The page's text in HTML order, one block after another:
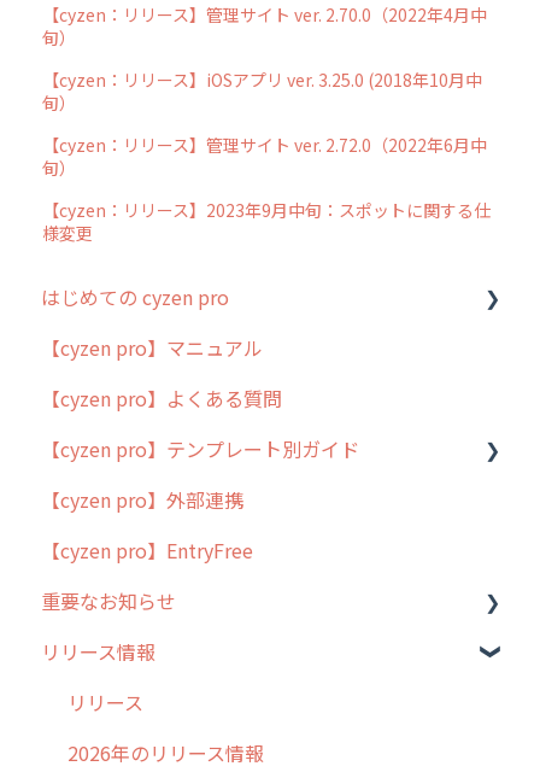
【cyzen：リリース】管理サイト ver. 2.70.0（2022年4月中
旬）
【cyzen：リリース】iOSアプリ ver. 3.25.0 (2018年10月中
旬）
【cyzen：リリース】管理サイト ver. 2.72.0（2022年6月中
旬）
【cyzen：リリース】2023年9月中旬：スポットに関する仕
様変更
はじめての cyzen pro
cyzen pro とは？
簡易マニュアル
cyzen proの位置情報取得について
用語集
よくある質問
【cyzen pro】マニュアル
【cyzen pro】よくある質問
【cyzen pro】テンプレート別ガイド
ポスティング
ラウンダー
メンテナンス
外廻り営業
清掃
不動産
【cyzen pro】外部連携
【cyzen pro】EntryFree
重要なお知らせ
過去の重要なお知らせ
障害情報
リリース情報
リリース
2026年のリリース情報